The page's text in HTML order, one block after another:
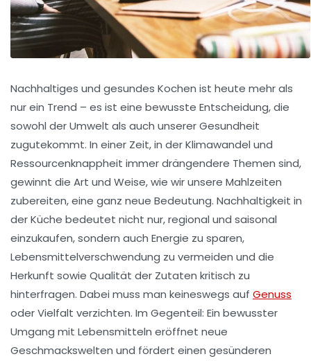
Nachhaltiges und gesundes Kochen ist heute mehr als
nur ein Trend – es ist eine bewusste Entscheidung, die
sowohl der Umwelt als auch unserer Gesundheit
zugutekommt. In einer Zeit, in der Klimawandel und
Ressourcenknappheit immer drängendere Themen sind,
gewinnt die Art und Weise, wie wir unsere Mahlzeiten
zubereiten, eine ganz neue Bedeutung. Nachhaltigkeit in
der Küche bedeutet nicht nur, regional und saisonal
einzukaufen, sondern auch Energie zu sparen,
Lebensmittelverschwendung zu vermeiden und die
Herkunft sowie Qualität der Zutaten kritisch zu
hinterfragen. Dabei muss man keineswegs auf Genuss
oder Vielfalt verzichten. Im Gegenteil: Ein bewusster
Umgang mit Lebensmitteln eröffnet neue
Geschmackswelten und fördert einen gesünderen